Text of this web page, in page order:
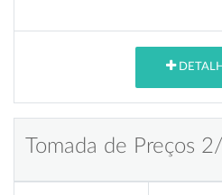
Tomada de Preços